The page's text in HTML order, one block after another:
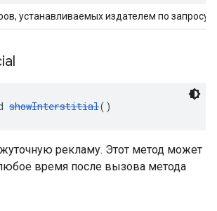
устанавливаемых издателем по запросу.
showInterstitial()
рекламу. Этот метод может
время после вызова метода